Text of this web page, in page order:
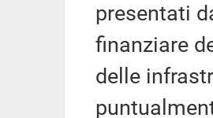
presentati
finanziare
delle